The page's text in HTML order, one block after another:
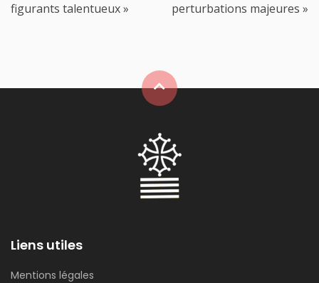
figurants talentueux »
perturbations majeures »
Liens utiles
Mentions légales